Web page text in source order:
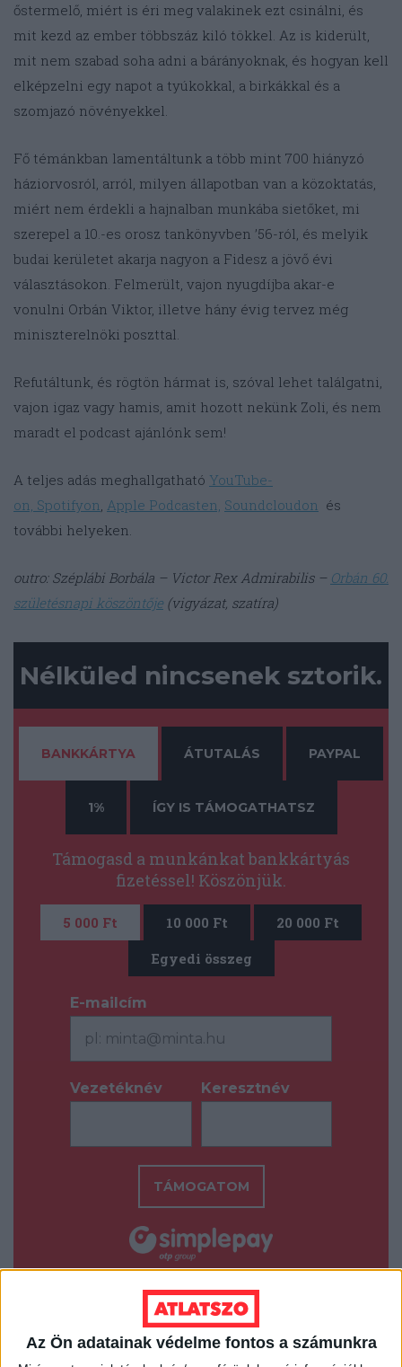
Az Ön adatainak védelme fontos a számunkra
őstermelő, miért is éri meg valakinek ezt csinálni, és
mit kezd az ember többszáz kiló tökkel. Az is kiderült,
mit nem szabad soha adni a bárányoknak, és hogyan kell
elképzelni egy napot a tyúkokkal, a birkákkal és a
szomjazó növényekkel.
Fő témánkban lamentáltunk a több mint 700 hiányzó
háziorvosról, arról, milyen állapotban van a közoktatás,
miért nem érdekli a hajnalban munkába sietőket, mi
szerepel a 10.-es orosz tankönyvben ’56-ról, és melyik
budai kerületet akarja nagyon a Fidesz a jövő évi
választásokon. Felmerült, vajon nyugdíjba akar-e
vonulni Orbán Viktor, illetve hány évig tervez még
miniszterelnöki poszttal.
Refutáltunk, és rögtön hármat is, szóval lehet találgatni,
vajon igaz vagy hamis, amit hozott nekünk Zoli, és nem
maradt el podcast ajánlónk sem!
A teljes adás meghallgatható YouTube-
on, Spotifyon, Apple Podcasten, Soundcloudon és
további helyeken.
outro: Széplábi Borbála – Victor Rex Admirabilis – Orbán 60.
születésnapi köszöntője (vigyázat, szatíra)
Nélküled nincsenek sztorik.
BANKKÁRTYA ÁTUTALÁS PAYPAL
1% ÍGY IS TÁMOGATHATSZ
Támogasd a munkánkat bankkártyás
fizetéssel! Köszönjük.
5 000 Ft 10 000 Ft
20 000 Ft
Egyedi összeg
E-mailcím
Vezetéknév Keresztnév
TÁMOGATOM
ORBÁN VIKTOR ŐSTERMELÉS TOJÁS